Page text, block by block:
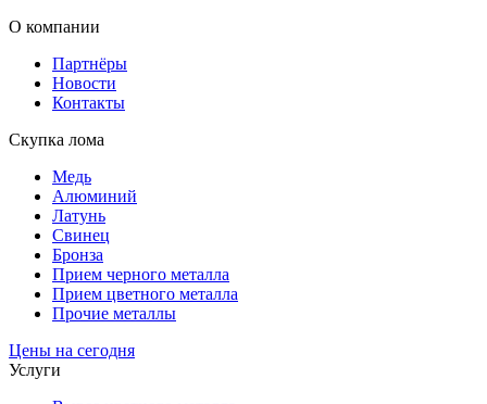
О компании
Партнёры
Новости
Контакты
Скупка лома
Медь
Алюминий
Латунь
Свинец
Бронза
Прием черного металла
Прием цветного металла
Прочие металлы
Цены на сегодня
Услуги